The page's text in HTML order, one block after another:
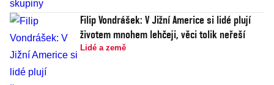
Filip Vondrášek: V Jižní Americe si lidé plují
životem mnohem lehčeji, věci tolik neřeší
Lidé a země